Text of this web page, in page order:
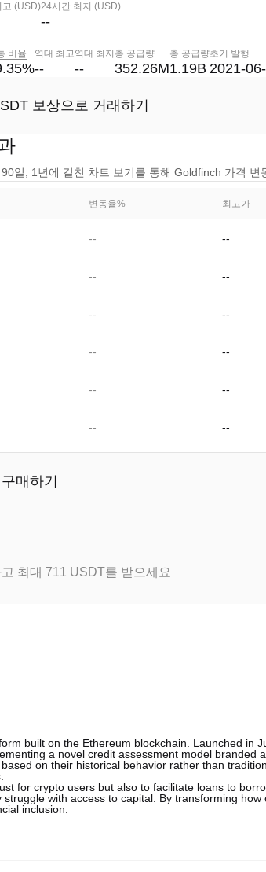
(USD)24시간 최저 (USD)
--
비율
%
역대 최고
--
역대 최저
--
총 공급량
352.26M
총 공급량
1.19B
초기 발행
2021-
보상으로 거래하기
일, 1년에 걸친 차트 보기를 통해 Goldfinch 가격 변
변동율% 최고가
-- --
-- --
-- --
-- --
-- --
-- --
매하기
최대 711 USDT를 받으세요
built on the Ethereum blockchain. Launched in
a novel credit assessment model branded
on their historical behavior rather than
for crypto users but also to facilitate loans to
with access to capital. By transforming
inclusion.